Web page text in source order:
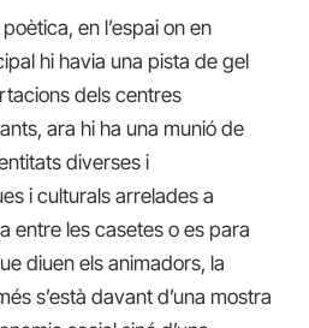
en l’espai on en
hi havia una pista de gel
dels centres
ara hi ha una munió de
diverses i
i culturals arrelades a
entre les casetes o es para
diuen els animadors, la
s’està davant d’una mostra